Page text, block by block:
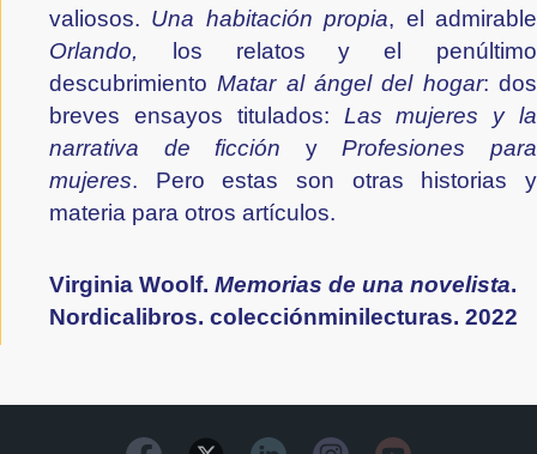
valiosos. Una habitación propia
Orlando, los relatos
y el penúltimo
descubrimiento Matar al ángel del hogar: dos
breves ensayos titulados: Las mujeres y la
narrativa de ficción y Profesiones para
mujeres. Pero estas son otras historias y
materia para otros artículos.
Virginia Woolf. Memorias de una novelista.
Nordicalibros. colecciónminilecturas. 2022